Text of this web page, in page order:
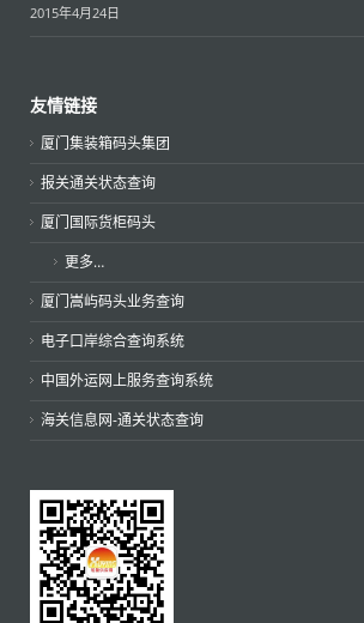
2015年4月24日
友情链接
厦门集装箱码头集团
报关通关状态查询
厦门国际货柜码头
更多…
厦门嵩屿码头业务查询
电子口岸综合查询系统
中国外运网上服务查询系统
海关信息网-通关状态查询